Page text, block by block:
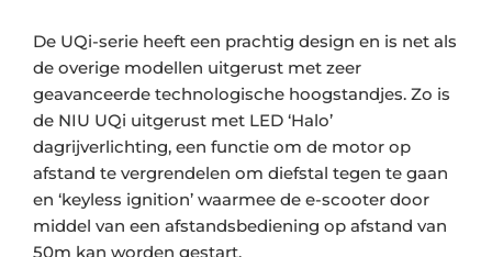
De UQi-serie heeft een prachtig design en is net als
de overige modellen uitgerust met zeer
geavanceerde technologische hoogstandjes. Zo is
de NIU UQi uitgerust met LED ‘Halo’
dagrijverlichting, een functie om de motor op
afstand te vergrendelen om diefstal tegen te gaan
en ‘keyless ignition’ waarmee de e-scooter door
middel van een afstandsbediening op afstand van
50m kan worden gestart.